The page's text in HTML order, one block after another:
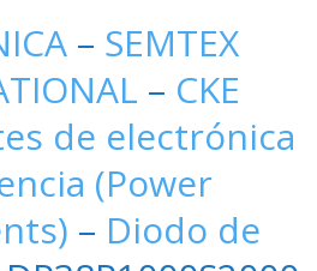
– SEMTEX
– CKE
de electrónica
(Power
– Diodo de